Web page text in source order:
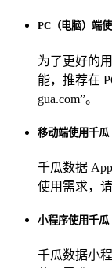
PC（电脑）端
为了更好的
能，推荐在
gua.com”。
移动端使用千瓜
千瓜数据 App
使用需求，
小程序使用千瓜
千瓜数据小